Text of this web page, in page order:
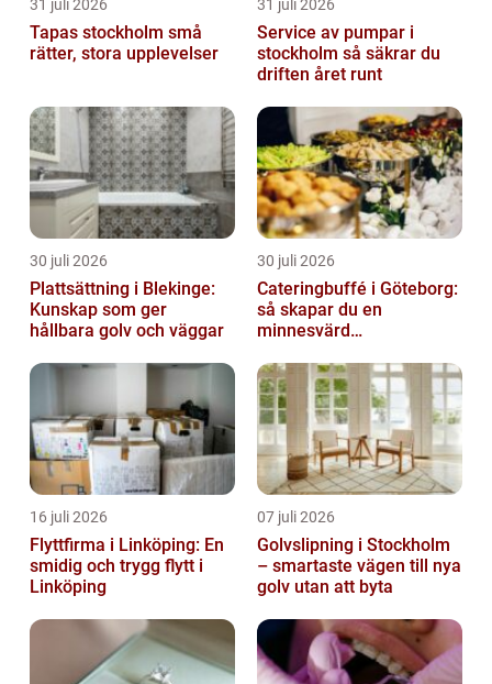
31 juli 2026
Tapas stockholm små
rätter, stora upplevelser
31 juli 2026
Service av pumpar i
stockholm så säkrar du
driften året runt
30 juli 2026
Plattsättning i Blekinge:
Kunskap som ger
hållbara golv och väggar
30 juli 2026
Cateringbuffé i Göteborg:
så skapar du en
minnesvärd
16 juli 2026
Flyttfirma i Linköping: En
smidig och trygg flytt i
Linköping
07 juli 2026
Golvslipning i Stockholm
– smartaste vägen till nya
golv utan att byta